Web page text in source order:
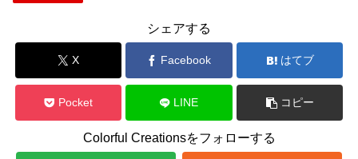
シェアする
X Facebook はてブ
Pocket LINE コピー
Colorful Creationsをフォローする